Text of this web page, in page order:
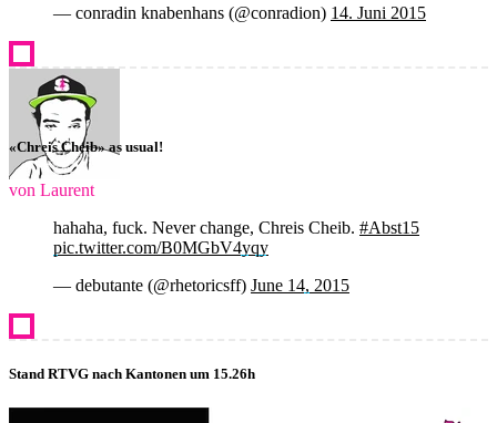
— conradin knabenhans (@conradion) 14. Juni 2015
«Chreis Cheib» as usual!
von Laurent
hahaha, fuck. Never change, Chreis Cheib. #Abst15
pic.twitter.com/B0MGbV4yqy
— debutante (@rhetoricsff) June 14, 2015
Stand RTVG nach Kantonen um 15.26h